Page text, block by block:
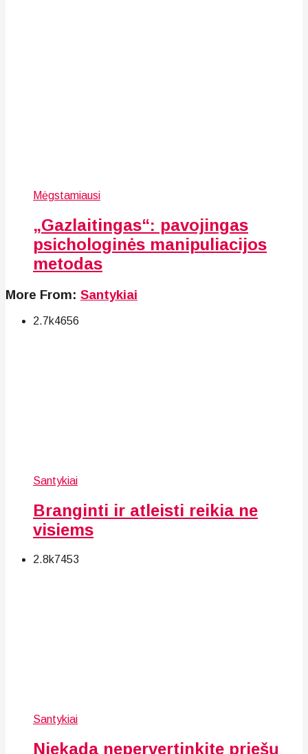
Mėgstamiausi
„Gazlaitingas“: pavojingas
psichologinės manipuliacijos
metodas
More From: Santykiai
2.7k4656
Santykiai
Branginti ir atleisti reikia ne
visiems
2.8k7453
Santykiai
Niekada nepervertinkite priešų